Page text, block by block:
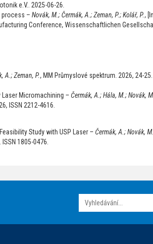
e.V.. 2025-06-26.
process – Novák, M.; Čermák, A.; Zeman, P.; Kolář, P.,
Conference, Wissenschaftlichen
A.; Zeman, P., MM Průmyslové spektrum. 2026, 24-
Micromachining – Čermák, A.; Hála, M.; Novák,
ISSN 2212-4616.
Study with USP Laser – Čermák, A.; Novák,
1805-0476.